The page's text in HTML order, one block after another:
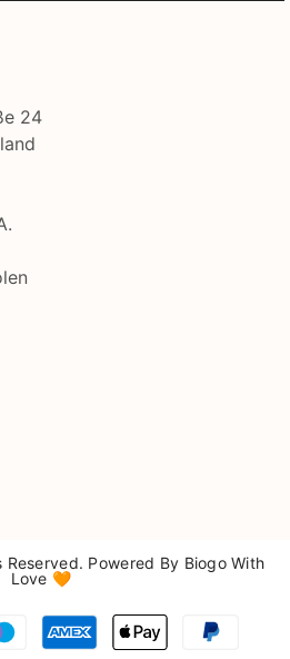
24
Powered By Biogo With
Love 🧡
Zahlungsmethoden